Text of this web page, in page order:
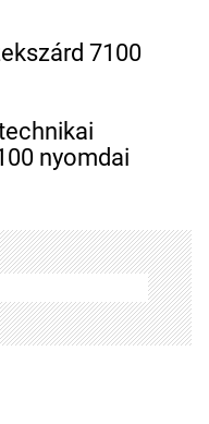
7100
nyomdai